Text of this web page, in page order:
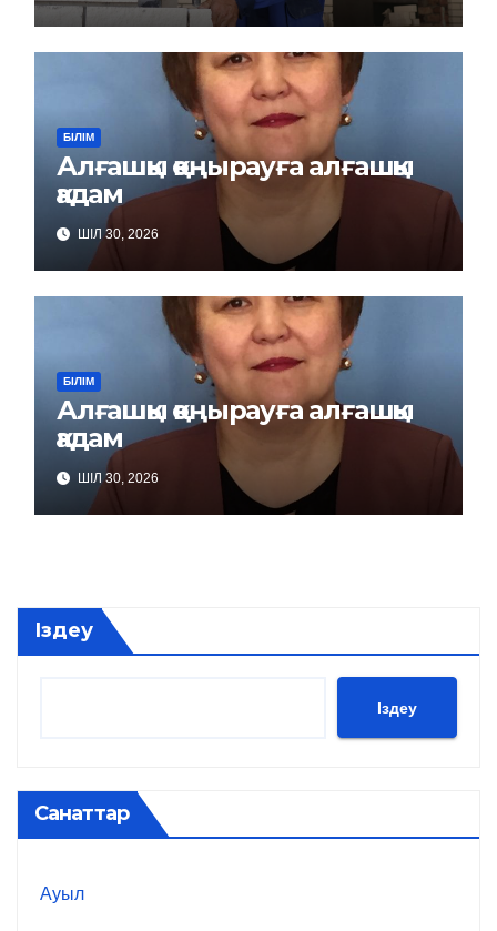
БІЛІМ
Алғашқы қоңырауға алғашқы
қадам
ШІЛ 30, 2026
БІЛІМ
Алғашқы қоңырауға алғашқы
қадам
ШІЛ 30, 2026
Іздеу
Іздеу
Санаттар
Ауыл